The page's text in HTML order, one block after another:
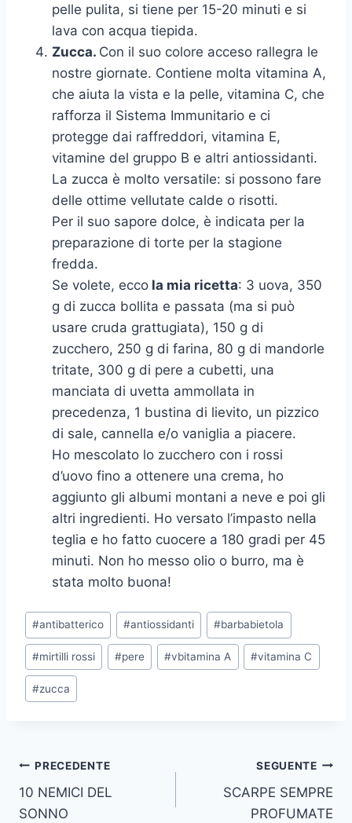
pelle pulita, si tiene per 15-20 minuti e si
lava con acqua tiepida.
Zucca. Con il suo colore acceso rallegra le
nostre giornate. Contiene molta vitamina A,
che aiuta la vista e la pelle, vitamina C, che
rafforza il Sistema Immunitario e ci
protegge dai raffreddori, vitamina E,
vitamine del gruppo B e altri antiossidanti.
La zucca è molto versatile: si possono fare
delle ottime vellutate calde o risotti.
Per il suo sapore dolce, è indicata per la
preparazione di torte per la stagione
fredda.
Se volete, ecco la mia ricetta: 3 uova, 350
g di zucca bollita e passata (ma si può
usare cruda grattugiata), 150 g di
zucchero, 250 g di farina, 80 g di mandorle
tritate, 300 g di pere a cubetti, una
manciata di uvetta ammollata in
precedenza, 1 bustina di lievito, un pizzico
di sale, cannella e/o vaniglia a piacere.
Ho mescolato lo zucchero con i rossi
d’uovo fino a ottenere una crema, ho
aggiunto gli albumi montani a neve e poi gli
altri ingredienti. Ho versato l’impasto nella
teglia e ho fatto cuocere a 180 gradi per 45
minuti. Non ho messo olio o burro, ma è
stata molto buona!
Tag
articolo:
#antibatterico #antiossidanti #barbabietola
#mirtilli rossi #pere #vbitamina A #vitamina C
#zucca
Navigazione
articoli
PRECEDENTE
10 NEMICI DEL
SONNO
SEGUENTE
SCARPE SEMPRE
PROFUMATE